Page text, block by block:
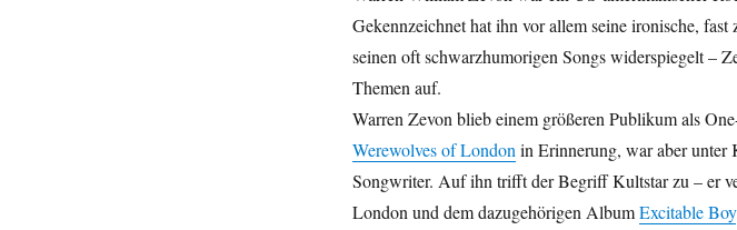
Gekennzeichnet hat ihn vor allem seine ironische,
seinen oft schwarzhumorigen Songs widerspiegelt –
Themen auf.
Warren Zevon blieb einem größeren Publikum als
Werewolves of London in Erinnerung, war aber unter
Songwriter. Auf ihn trifft der Begriff Kultstar zu – er
London und dem dazugehörigen AlbumExcitable Boy